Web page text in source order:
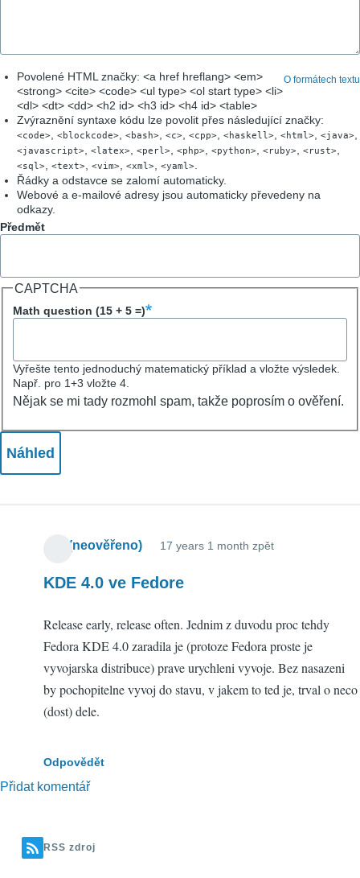
O formátech textu
Povolené HTML značky: <a href hreflang> <em>
<strong> <cite> <code> <ul type> <ol start type> <li>
<dl> <dt> <dd> <h2 id> <h3 id> <h4 id> <table>
Zvýraznění syntaxe kódu lze povolit přes následující značky:
<code> <blockcode> <bash> <c> <cpp> <haskell> <html> <java>
<javascript> <latex> <perl> <php> <python> <ruby> <rust>
<sql> <text> <vim> <xml> <yaml>
Řádky a odstavce se zalomí automaticky.
Webové a e-mailové adresy jsou automaticky převedeny na
odkazy.
Předmět
CAPTCHA
Math question (15 + 5 =)
Vyřešte tento jednoduchý matematický příklad a vložte výsledek.
Např. pro 1+3 vložte 4.
Nějak se mi tady rozmohl spam, takže poprosím o ověření.
Afri (neověřeno) 17 years 1 month zpět
KDE 4.0 ve Fedore
Release early, release often. Jednim z duvodu proc tehdy
Fedora KDE 4.0 zaradila je (protoze Fedora proste je
vyvojarska distribuce) prave urychleni vyvoje. Bez nasazeni
by pochopitelne vyvoj do stavu, v jakem to ted je, trval o neco
(dost) dele.
Odpovědět
Přidat komentář
RSS zdroj